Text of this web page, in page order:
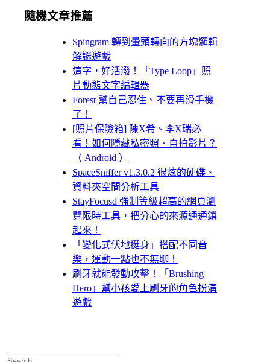
隨機文章推薦
Spingram 轉到暈頭轉向的方塊邏輯
解謎遊戲
這字，好活潑！「Type Loop」照
片動態文字編輯器
Forest 幫自己忍住、不要再滑手機
了！
[照片保險箱] 陳X希、李X瑞必
看！如何隱藏私密照、自拍影片？
（ Android ）
SpaceSniffer v1.3.0.2 很炫的硬碟、
資料夾空間分析工具
StayFocusd 強制等級超高的網頁瀏
覽限時工具，把分心的來源通通鎖
起來！
「變化式伏地挺身」搭配不同音
樂，運動一點也不無聊！
刷牙就能發動攻擊！「Brushing
Hero」幫小孩愛上刷牙的角色扮演
遊戲
Search